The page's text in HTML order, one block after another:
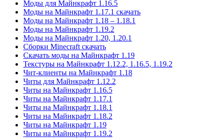
Моды для Майнкрафт 1.16.5
Моды на Майнкрафт 1.17.1 скачать
Моды на Майнкрафт 1.18 – 1.18.1
Моды на Майнкрафт 1.19.2
Моды на Майнкрафт 1.20, 1.20.1
Сборки Minecraft скачать
Скачать моды на Майнкрафт 1.19
Текстуры на Майнкрафт 1.12.2, 1.16.5, 1.19.2
Чит-клиенты на Майнкрафт 1.18
Читы для Майнкрафт 1.12.2
Читы на Майнкрафт 1.16.5
Читы на Майнкрафт 1.17.1
Читы на Майнкрафт 1.18.1
Читы на Майнкрафт 1.18.2
Читы на Майнкрафт 1.19
Читы на Майнкрафт 1.19.2